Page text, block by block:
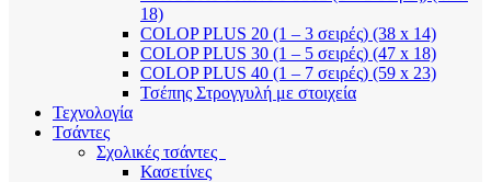
18)
COLOP PLUS 20 (1 – 3 σειρές) (38 x 14)
COLOP PLUS 30 (1 – 5 σειρές) (47 x 18)
COLOP PLUS 40 (1 – 7 σειρές) (59 x 23)
Τσέπης Στρογγυλή με στοιχεία
Τεχνολογία
Τσάντες
Σχολικές τσάντες
Κασετίνες